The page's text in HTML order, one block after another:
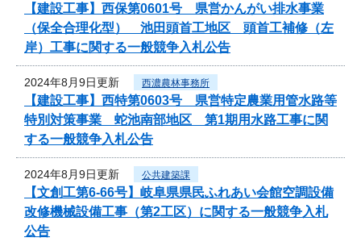
【建設工事】西保第0601号 県営かんがい排水事業
（保全合理化型） 池田頭首工地区 頭首工補修（左
岸）工事に関する一般競争入札公告
2024年8月9日更新 西濃農林事務所
【建設工事】西特第0603号 県営特定農業用管水路等
特別対策事業 蛇池南部地区 第1期用水路工事に関
する一般競争入札公告
2024年8月9日更新 公共建築課
【文創工第6-66号】岐阜県県民ふれあい会館空調設備
改修機械設備工事（第2工区）に関する一般競争入札
公告